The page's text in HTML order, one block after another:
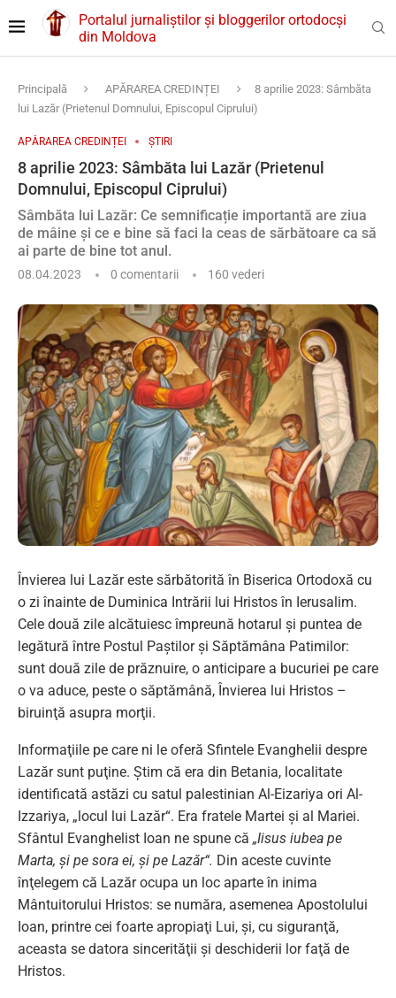
Portalul jurnaliștilor și bloggerilor ortodocși
din Moldova
Principală APĂRAREA CREDINȚEI
8 aprilie 2023: Sâmbăta
lui Lazăr (Prietenul Domnului, Episcopul Ciprului)
APĂRAREA CREDINȚEI ȘTIRI
8 aprilie 2023: Sâmbăta lui Lazăr (Prietenul
Domnului, Episcopul Ciprului)
Sâmbăta lui Lazăr: Ce semnificație importantă are ziua
de mâine și ce e bine să faci la ceas de sărbătoare ca să
ai parte de bine tot anul.
08.04.2023 0 comentarii 160 vederi
Învierea lui Lazăr este sărbătorită în Biserica Ortodoxă cu
o zi înainte de Duminica Intrării lui Hristos în Ierusalim.
Cele două zile alcătuiesc împreună hotarul şi puntea de
legătură între Postul Paştilor şi Săptămâna Patimilor:
sunt două zile de prăznuire, o anticipare a bucuriei pe care
o va aduce, peste o săptămână, Învierea lui Hristos –
biruinţă asupra morţii.
Informaţiile pe care ni le oferă Sfintele Evanghelii despre
Lazăr sunt puţine. Ştim că era din Betania, localitate
identificată astăzi cu satul palestinian Al-Eizariya ori Al-
Izzariya, „locul lui Lazăr“. Era fratele Martei şi al Mariei.
Sfântul Evanghelist Ioan ne spune că „Iisus iubea pe
Marta, şi pe sora ei, şi pe Lazăr“. Din aceste cuvinte
înţelegem că Lazăr ocupa un loc aparte în inima
Mântuitorului Hristos: se număra, asemenea Apostolului
Ioan, printre cei foarte apropiaţi Lui, şi, cu siguranţă,
aceasta se datora sincerităţii şi deschiderii lor faţă de
Hristos.